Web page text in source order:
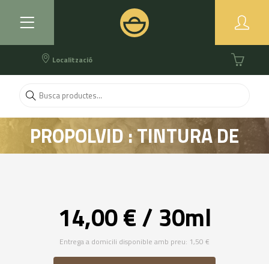
Localització
PROPOLVID : TINTURA DE
14,00 € / 30ml
Entrega a domicili disponible amb preu: 1,50 €